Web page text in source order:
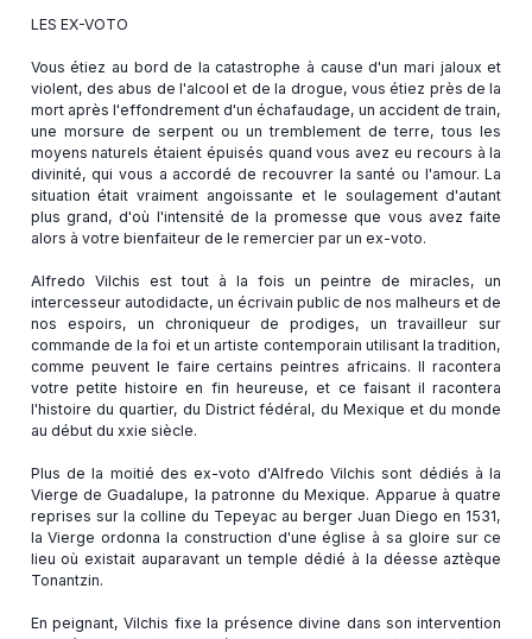
LES EX-VOTO
Vous étiez au bord de la catastrophe à cause d'un mari jaloux et
violent, des abus de l'alcool et de la drogue, vous étiez près de la
mort après l'effondrement d'un échafaudage, un accident de train,
une morsure de serpent ou un tremblement de terre, tous les
moyens naturels étaient épuisés quand vous avez eu recours à la
divinité, qui vous a accordé de recouvrer la santé ou l'amour. La
situation était vraiment angoissante et le soulagement d'autant
plus grand, d'où l'intensité de la promesse que vous avez faite
alors à votre bienfaiteur de le remercier par un ex-voto.
Alfredo Vilchis est tout à la fois un peintre de miracles, un
intercesseur autodidacte, un écrivain public de nos malheurs et de
nos espoirs, un chroniqueur de prodiges, un travailleur sur
commande de la foi et un artiste contemporain utilisant la tradition,
comme peuvent le faire certains peintres africains. Il racontera
votre petite histoire en fin heureuse, et ce faisant il racontera
l'histoire du quartier, du District fédéral, du Mexique et du monde
au début du xxie siècle.
Plus de la moitié des ex-voto d'AIfredo Vilchis sont dédiés à la
Vierge de Guadalupe, la patronne du Mexique. Apparue à quatre
reprises sur la colline du Tepeyac au berger Juan Diego en 1531,
la Vierge ordonna la construction d'une église à sa gloire sur ce
lieu où existait auparavant un temple dédié à la déesse aztèque
Tonantzin.
En peignant, Vilchis fixe la présence divine dans son intervention